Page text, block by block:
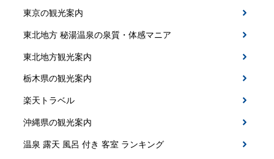
東京の観光案内
東北地方 秘湯温泉の泉質・体感マニア
東北地方観光案内
栃木県の観光案内
楽天トラベル
沖縄県の観光案内
温泉 露天 風呂 付き 客室 ランキング